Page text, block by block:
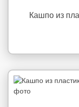
Кашпо из